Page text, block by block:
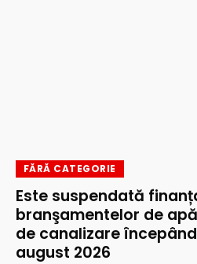
FĂRĂ CATEGORIE
Este suspendată
branşamentelor de
de canalizare
august 2026